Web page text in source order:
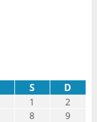
S D
1
2
8
9